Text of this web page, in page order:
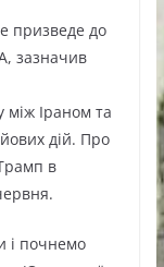
призведе до
зазначив
Іраном та
дій. Про
в
і почнемо